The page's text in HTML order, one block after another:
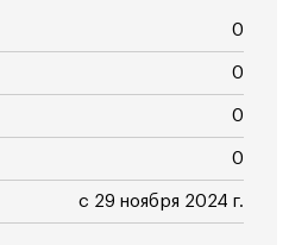
0
0
0
0
с 29 ноября 2024 г.